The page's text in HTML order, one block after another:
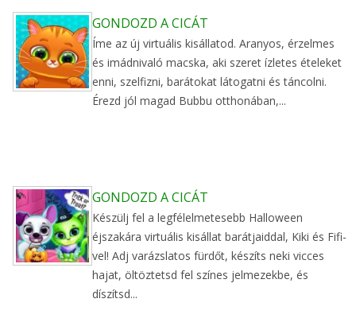
GONDOZD A CICÁT
Íme az új virtuális kisállatod. Aranyos, érzelmes
és imádnivaló macska, aki szeret ízletes ételeket
enni, szelfizni, barátokat látogatni és táncolni.
Érezd jól magad Bubbu otthonában,...
GONDOZD A CICÁT
Készülj fel a legfélelmetesebb Halloween
éjszakára virtuális kisállat barátjaiddal, Kiki és Fifi-
vel! Adj varázslatos fürdőt, készíts neki vicces
hajat, öltöztetsd fel színes jelmezekbe, és
díszítsd...